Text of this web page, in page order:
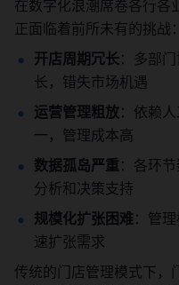
在数字化浪潮席卷各行各
正面临着前所未有的挑战：
开店周期冗长：多部
长，错失市场机遇
运营管理粗放：依赖
一，管理成本高
数据孤岛严重：各环
分析和决策支持
规模化扩张困难：管
速扩张需求
传统的门店管理模式下，